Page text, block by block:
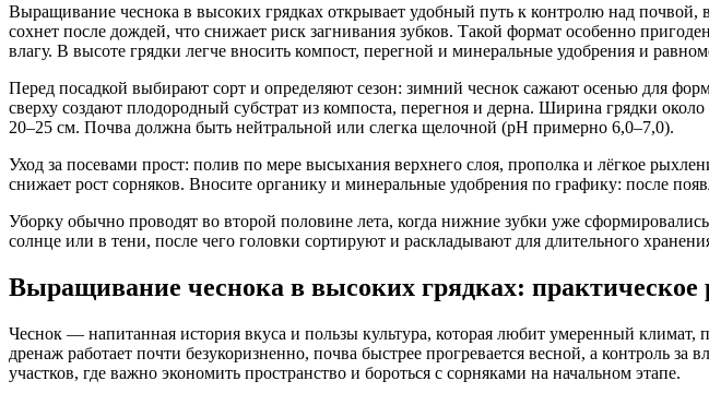
Выращивание чеснока в высоких грядках открывает удобный путь к контролю над почвой,
сохнет после дождей, что снижает риск загнивания зубков. Такой формат особенно
влагу. В высоте грядки легче вносить компост, перегной и минеральные удобрения и
Перед посадкой выбирают сорт и определяют сезон: зимний чеснок сажают осенью для
сверху создают плодородный субстрат из компоста, перегноя и дерна. Ширина грядки
20–25 см. Почва должна быть нейтральной или слегка щелочной (рН примерно 6,0–7,0).
Уход за посевами прост: полив по мере высыхания верхнего слоя, прополка и лёгкое
снижает рост сорняков. Вносите органику и минеральные удобрения по графику: после
Уборку обычно проводят во второй половине лета, когда нижние зубки уже
солнце или в тени, после чего головки сортируют и раскладывают для длительного
Выращивание чеснока в высоких грядках: практическое
Чеснок — напитанная история вкуса и пользы культура, которая любит умеренный
дренаж работает почти безукоризненно, почва быстрее прогревается весной, а контроль
участков, где важно экономить пространство и бороться с сорняками на начальном этапе.